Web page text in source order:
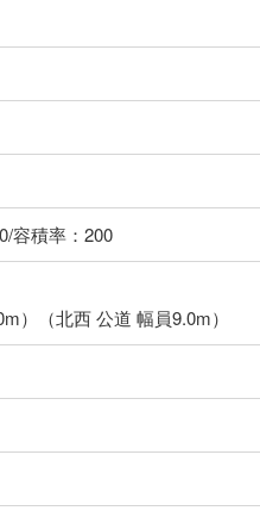
。初期設定で自動入力されてい
出金利とは何ら関係がなく、実際
証するものではありません。返
す。
す。ご注意ください。実際にお
ご自身でご確認をお願いいたしま
とがあります。
談をする 無料
容積率：200
）（北西 公道 幅員9.0m）